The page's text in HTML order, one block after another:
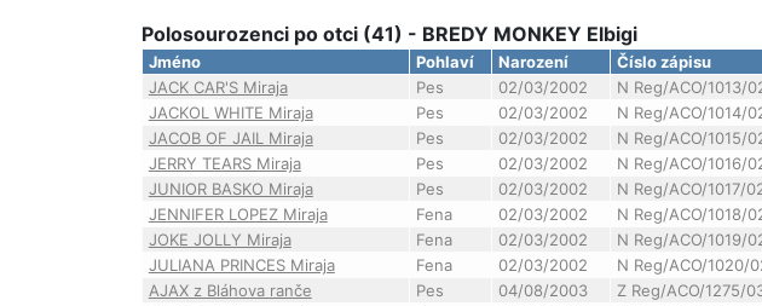
Polosourozenci po otci (41) - BREDY MONKEY Elbigi
Jméno Pohlaví Narození Číslo zápisu
JACK CAR'S Miraja
Pes 02/03/2002 N Reg/ACO/1013/
JACKOL WHITE Miraja
Pes 02/03/2002 N Reg/ACO/1014/
JACOB OF JAIL Miraja
Pes 02/03/2002 N Reg/ACO/1015/
JERRY TEARS Miraja
Pes 02/03/2002 N Reg/ACO/1016/
JUNIOR BASKO Miraja
Pes 02/03/2002 N Reg/ACO/1017/
JENNIFER LOPEZ Miraja
Fena 02/03/2002 N Reg/ACO/1018/
JOKE JOLLY Miraja
Fena 02/03/2002 N Reg/ACO/1019/
JULIANA PRINCES Miraja
Fena 02/03/2002 N Reg/ACO/1020/
AJAX z Bláhova ranče
Pes 04/08/2003 Z Reg/ACO/1275/